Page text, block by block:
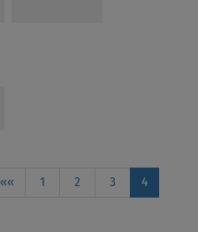
«« 1 2 3 4